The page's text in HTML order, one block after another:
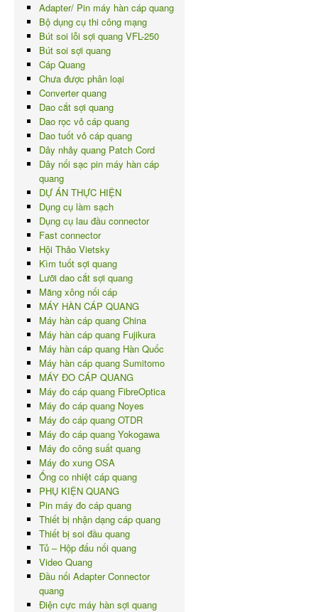
Adapter/ Pin máy hàn cáp quang
Bộ dụng cụ thi công mạng
Bút soi lỗi sợi quang VFL-250
Bút soi sợi quang
Cáp Quang
Chưa được phân loại
Converter quang
Dao cắt sợi quang
Dao rọc vỏ cáp quang
Dao tuốt vỏ cáp quang
Dây nhảy quang Patch Cord
Dây nối sạc pin máy hàn cáp
quang
DỰ ÁN THỰC HIỆN
Dụng cụ làm sạch
Dụng cụ lau đầu connector
Fast connector
Hội Thảo Vietsky
Kìm tuốt sợi quang
Lưỡi dao cắt sợi quang
Măng xông nối cáp
MÁY HÀN CÁP QUANG
Máy hàn cáp quang China
Máy hàn cáp quang Fujikura
Máy hàn cáp quang Hàn Quốc
Máy hàn cáp quang Sumitomo
MÁY ĐO CÁP QUANG
Máy đo cáp quang FibreOptica
Máy đo cáp quang Noyes
Máy đo cáp quang OTDR
Máy đo cáp quang Yokogawa
Máy đo công suất quang
Máy đo xung OSA
Ống co nhiệt cáp quang
PHỤ KIỆN QUANG
Pin máy đo cáp quang
Thiết bị nhận dạng cáp quang
Thiết bị soi đầu quang
Tủ – Hộp đấu nối quang
Video Quang
Đầu nối Adapter Connector
quang
Điện cực máy hàn sợi quang